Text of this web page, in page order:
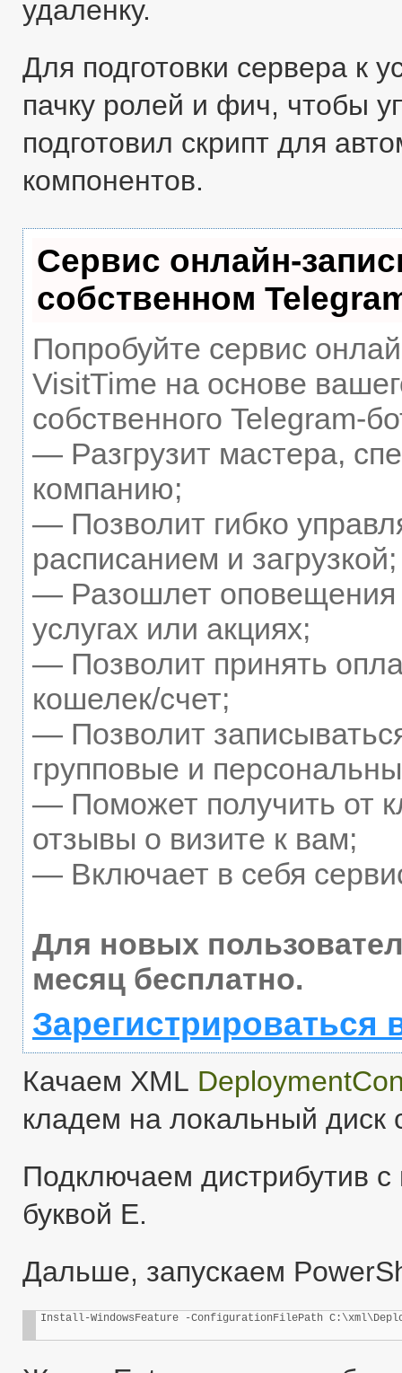
удаленку.
Для подготовки сервера к
пачку ролей и фич, чтобы
подготовил скрипт для
компонентов.
Сервис онлайн-
собственном
Попробуйте сервис
VisitTime на основе
собственного Telegram-
— Разгрузит мастера,
компанию;
— Позволит гибко
расписанием и загрузкой;
— Разошлет оповещения
услугах или акциях;
— Позволит принять
кошелек/счет;
— Позволит
групповые и
— Поможет получить от
отзывы о визите к вам;
— Включает в себя
Для новых
месяц бесплатно.
Зарегистрироваться
Качаем XML
кладем на локальный
Подключаем дистрибутив
буквой E.
Дальше, запускаем
Install-WindowsFeature -ConfigurationFilePath